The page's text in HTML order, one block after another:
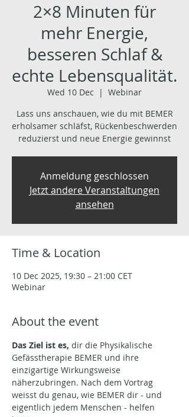
2×8 Minuten für
mehr Energie,
besseren Schlaf &
echte Lebensqualität.
Wed 10 Dec
  |
Webinar
Lass uns anschauen, wie du mit BEMER
erholsamer schläfst, Rückenbeschwerden
reduzierst und neue Energie gewinnst
Anmeldung geschlossen
Jetzt andere Veranstaltungen
ansehen
Time & Location
10 Dec 2025, 19:30 – 21:00 CET
Webinar
About the event
Das Ziel ist es, dir die Physikalische
Gefässtherapie BEMER und ihre
einzigartige Wirkungsweise
näherzubringen. Nach dem Vortrag
weisst du genau, wie BEMER dir - und
eigentlich jedem Menschen - helfen